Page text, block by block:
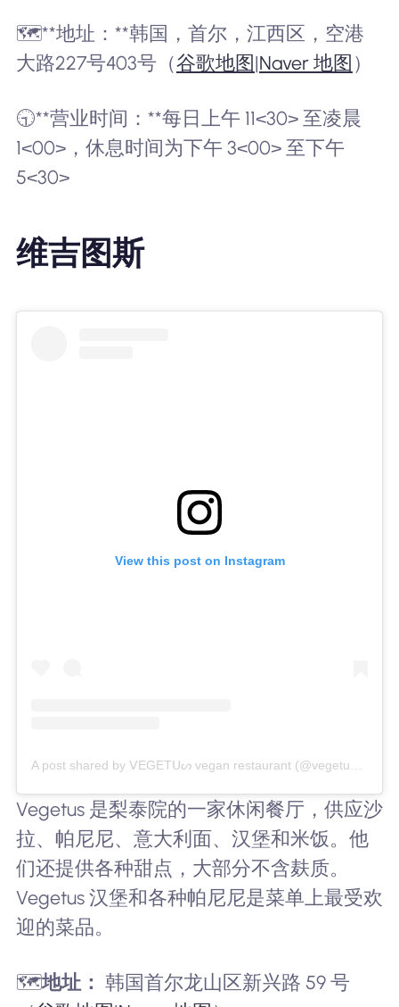
🗺️**地址：**韩国，首尔，江西区，空港
大路227号403号（谷歌地图|Naver 地图 ）
🕤**营业时间：**每日上午 11<30> 至凌晨
1<00>，休息时间为下午 3<00> 至下午
5<30>
维吉图斯
View this post on Instagram
Vegetus 是梨泰院的一家休闲餐厅，供应沙
拉、帕尼尼、意大利面、汉堡和米饭。他
们还提供各种甜点，大部分不含麸质。
Vegetus 汉堡和各种帕尼尼是菜单上最受欢
迎的菜品。
🗺️地址： 韩国首尔龙山区新兴路 59 号